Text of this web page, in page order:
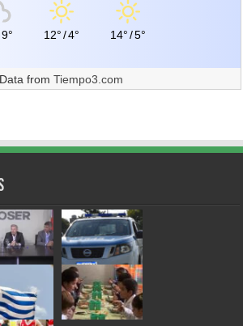
9° 12°/4° 14°/5°
Data fromTiempo3.com